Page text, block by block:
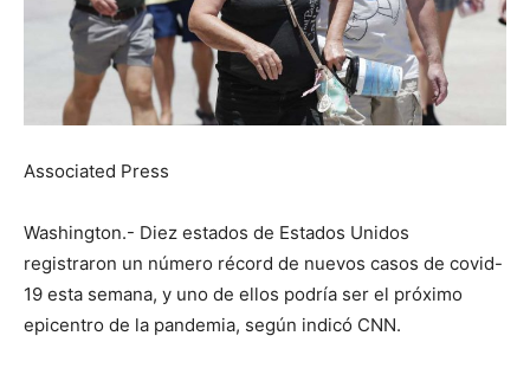
Associated Press
Washington.- Diez estados de Estados Unidos
registraron un número récord de nuevos casos de covid-
19 esta semana, y uno de ellos podría ser el próximo
epicentro de la pandemia, según indicó CNN.